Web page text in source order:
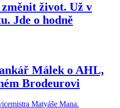
změnit život. Už v
Jde o hodně
Málek o AHL,
Brodeurovi